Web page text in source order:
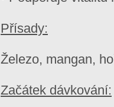
Přísady:
Železo, mangan,
Začátek dávkování: